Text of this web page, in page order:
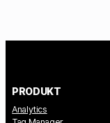
PRODUKT
Analytics